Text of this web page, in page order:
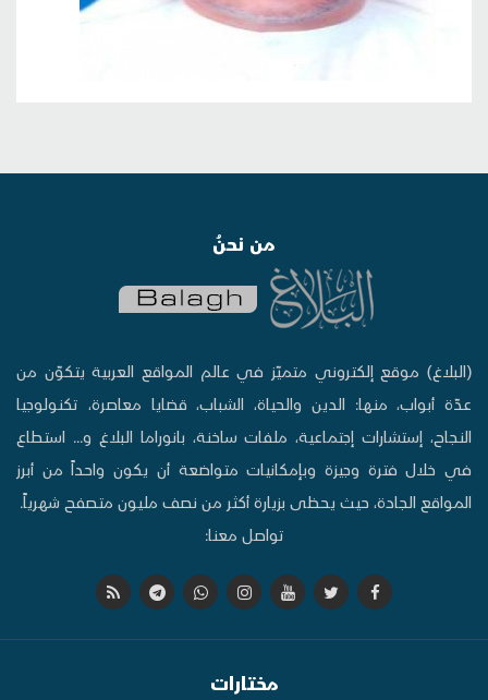
من نحنُ
(البلاغ) موقع إلكتروني متميّز في عالم المواقع العربية يتكوّن من
عدّة أبواب، منها: الدين والحياة، الشباب، قضايا معاصرة، تكنولوجيا
النجاح، إستشارات إجتماعية، ملفات ساخنة، بانوراما البلاغ و... استطاع
في خلال فترة وجيزة وبإمكانيات متواضعة أن يكون واحداً من أبرز
المواقع الجادة، حيث يحظى بزيارة أكثر من نصف مليون متصفح شهرياً.
تواصل معنا:
مختارات